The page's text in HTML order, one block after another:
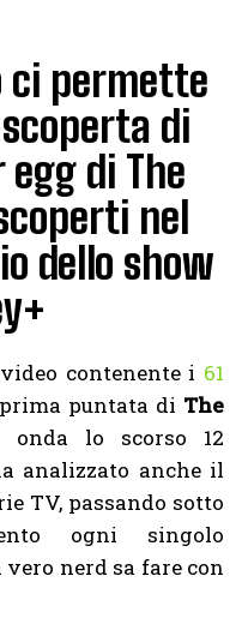
ci permette
di
egg di The
nel
dello show
contenente i 61
puntata di The
lo scorso 12
analizzato anche il
TV, passando sotto
ogni singolo
nerd sa fare con